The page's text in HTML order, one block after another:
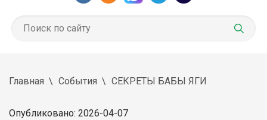
Главная События СЕКРЕТЫ БАБЫ ЯГИ
Опубликовано: 2026-04-07